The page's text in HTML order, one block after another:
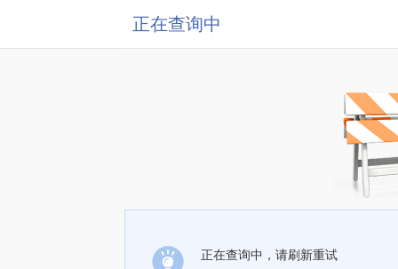
正在查询中
正在查询中，请刷新重试